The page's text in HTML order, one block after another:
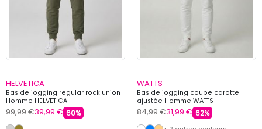
HELVETICA
Bas de jogging regular rock union
Homme HELVETICA
99,99 €39,99 € 60%
WATTS
Bas de jogging coupe carotte
ajustée Homme WATTS
84,99 €31,99 € 62%